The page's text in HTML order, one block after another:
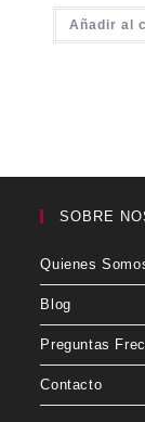
Añadir al
SOBRE
Quienes
Blog
Preguntas
Contacto